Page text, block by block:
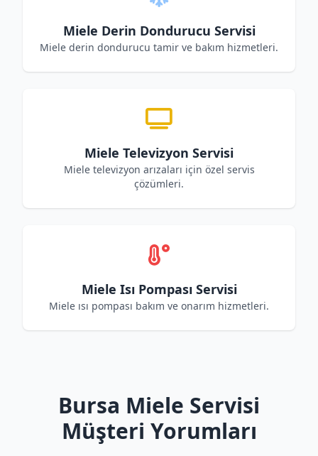
Miele Derin Dondurucu Servisi
Miele derin dondurucu tamir ve bakım hizmetleri.
Miele Televizyon Servisi
Miele televizyon arızaları için özel servis
çözümleri.
Miele Isı Pompası Servisi
Miele ısı pompası bakım ve onarım hizmetleri.
Bursa Miele Servisi
Müşteri Yorumları